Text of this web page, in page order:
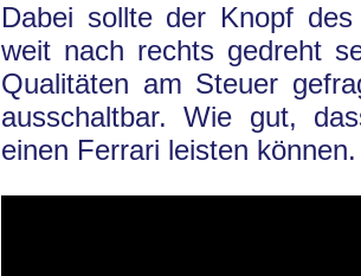
Dabei sollte der Knopf
weit nach rechts gedreht
Qualitäten am Steuer
ausschaltbar. Wie gut,
einen Ferrari leisten können.